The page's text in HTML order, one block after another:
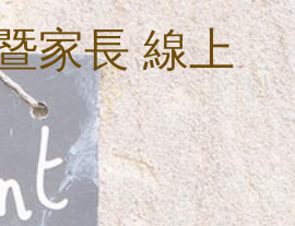
家長 線上